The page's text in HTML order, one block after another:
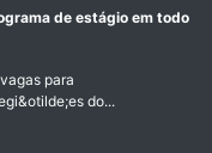
de estágio em todo
para
do...